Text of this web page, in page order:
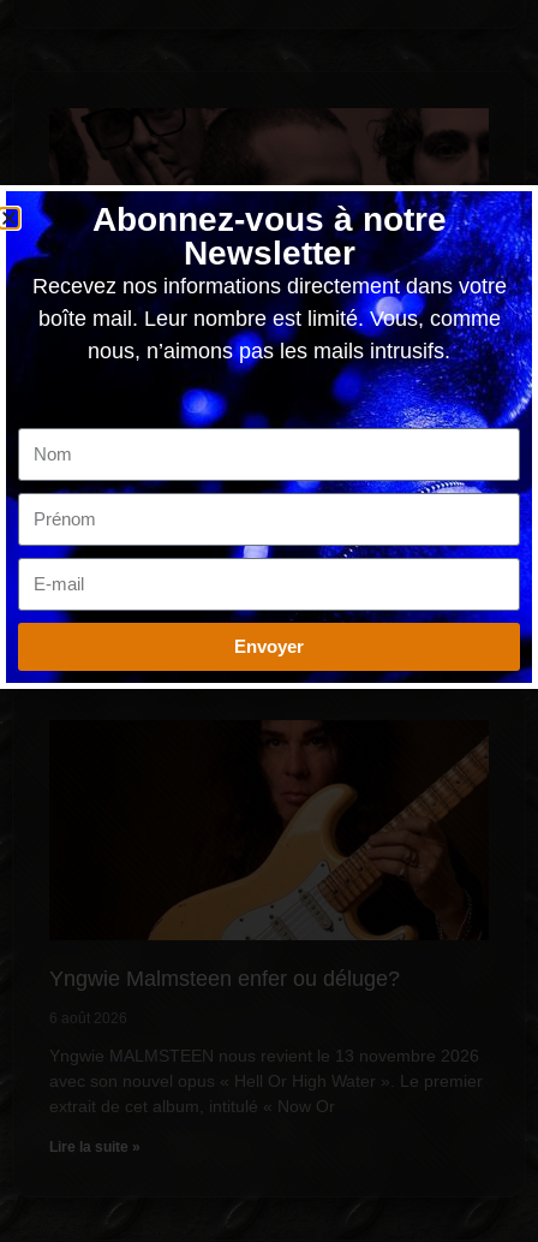
Dead Poet Society annonce son troisième
album Monarch
album Monarch et dévoile un nouveau single L’attente est
terminée. Après avoir alimenté les spéculations ces
dernières semaines avec les
Lire la suite »
Yngwie Malmsteen enfer ou déluge?
6 août 2026
Yngwie MALMSTEEN nous revient le 13 novembre 2026
avec son nouvel opus « Hell Or High Water ». Le premier
extrait de cet album, intitulé « Now Or
Lire la suite »
Abonnez-vous à notre
Newsletter
Recevez nos informations directement dans votre
boîte mail. Leur nombre est limité. Vous, comme
nous, n’aimons pas les mails intrusifs.
Envoyer